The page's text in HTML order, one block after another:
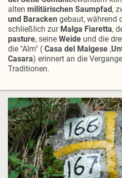
alten militärischen Saumpfad ,
und Baracken gebaut, während
schließlich zur Malga Fiaretta,
pasture, seine Weide und die
die "Alm" ( Casa del Malgese ,
Casara) erinnert an die
Traditionen.